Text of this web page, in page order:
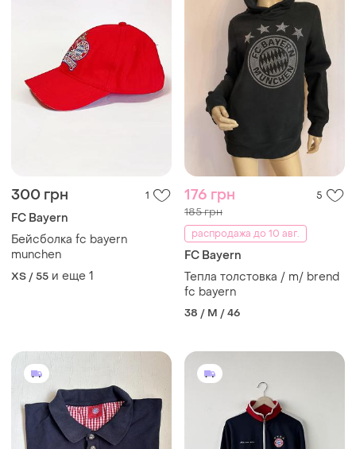
300 грн 1
FC Bayern
Бейсболка fc bayern
munchen
XS / 55 и еще 1
176 грн 5
185 грн
распродажа до 10 авг.
FC Bayern
Тепла толстовка / m/ brend
fc bayern
38 / M / 46